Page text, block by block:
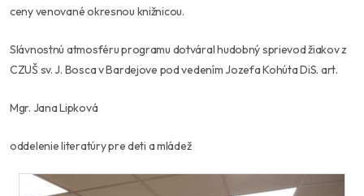
ceny venované okresnou knižnicou.
Slávnostnú atmosféru programu dotváral hudobný sprievod žiakov z
CZUŠ sv. J. Bosca v Bardejove pod vedením Jozefa Kohúta DiS. art.
Mgr. Jana Lipková
oddelenie literatúry pre deti a mládež